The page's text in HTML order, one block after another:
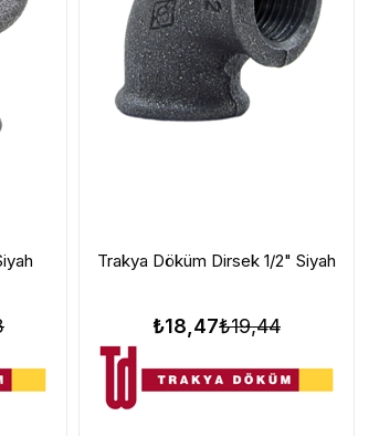
Trakya Döküm Dirsek 1/2" Siyah
₺18,47₺19,44